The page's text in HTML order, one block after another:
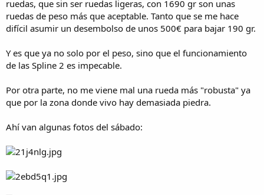
ruedas, que sin ser ruedas ligeras, con 1690 gr son unas
ruedas de peso más que aceptable. Tanto que se me hace
difícil asumir un desembolso de unos 500€ para bajar 190 gr.
Y es que ya no solo por el peso, sino que el funcionamiento
de las Spline 2 es impecable.
Por otra parte, no me viene mal una rueda más "robusta" ya
que por la zona donde vivo hay demasiada piedra.
Ahí van algunas fotos del sábado: